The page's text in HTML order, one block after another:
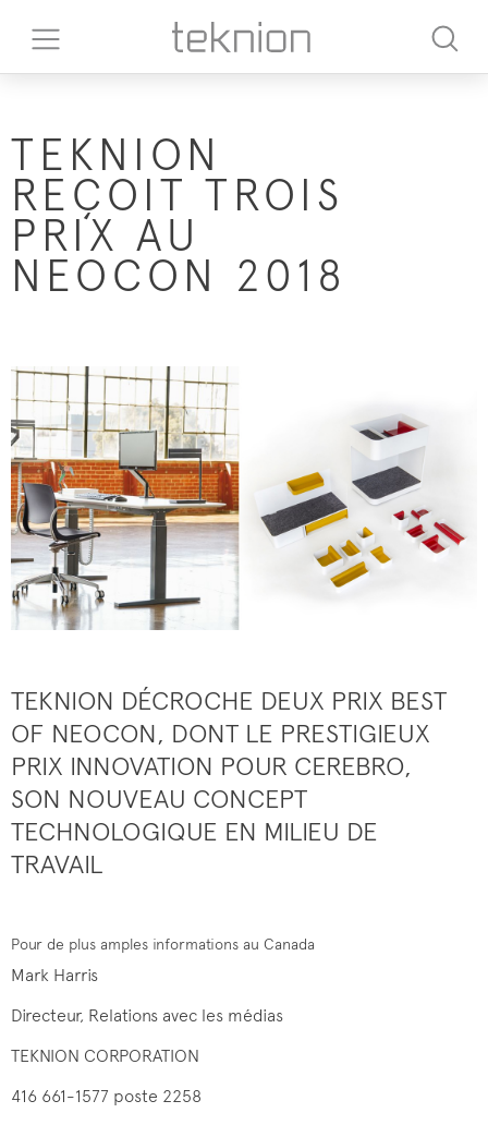
TEKNION
REÇOIT TROIS
PRIX AU
NEOCON 2018
TEKNION DÉCROCHE DEUX PRIX BEST
OF NEOCON, DONT LE PRESTIGIEUX
PRIX INNOVATION POUR CEREBRO,
SON NOUVEAU CONCEPT
TECHNOLOGIQUE EN MILIEU DE
TRAVAIL
Pour de plus amples informations au Canada
Mark Harris
Directeur, Relations avec les médias
TEKNION CORPORATION
416 661-1577 poste 2258